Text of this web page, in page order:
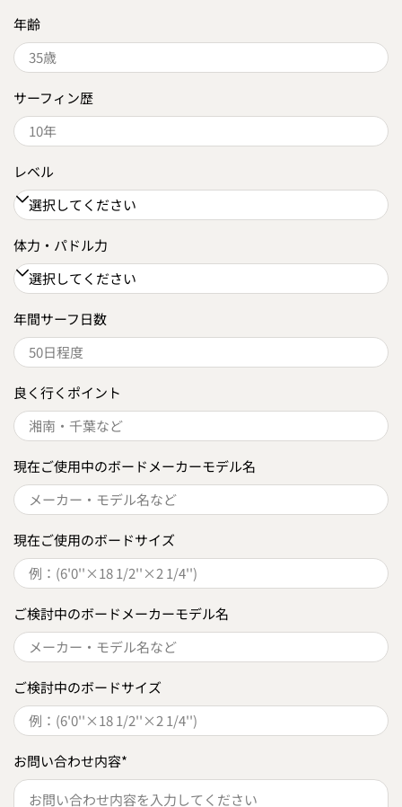
年齢
サーフィン歴
レベル
体力・パドル力
年間サーフ日数
良く行くポイント
現在ご使用中のボードメーカーモデル名
現在ご使用のボードサイズ
ご検討中のボードメーカーモデル名
ご検討中のボードサイズ
お問い合わせ内容*